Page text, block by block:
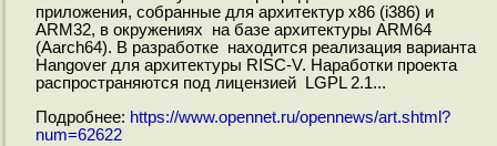
приложения, собранные для архитектур x86 (i386) и
ARM32, в окружениях на базе архитектуры ARM64
(Aarch64). В разработке находится реализация варианта
Hangover для архитектуры RISC-V. Наработки проекта
распространяются под лицензией LGPL 2.1...
Подробнее: https://www.opennet.ru/opennews/art.shtml?
num=62622